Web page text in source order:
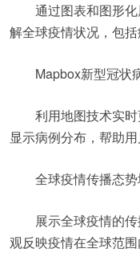
通过图表和图形
解全球疫情状况，包括
Mapbox新型冠状
利用地图技术实
显示病例分布，帮助用
全球疫情传播态
展示全球疫情的
观反映疫情在全球范围